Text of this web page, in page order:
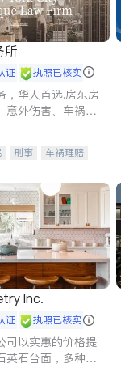
所
证 执照已核实
，华人首选.房东房
意外伤害、车祸重
刑事
车祸理赔
律师-其它 保释
Inc.
证 执照已核实
司以实惠的价格提
英石台面，多种优